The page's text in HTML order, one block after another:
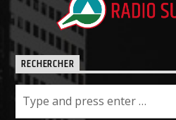
RECHERCHER